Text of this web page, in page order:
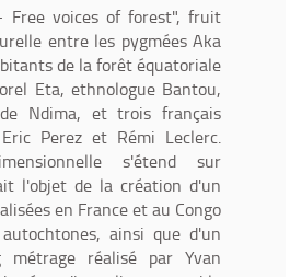
Free voices of forest", fruit
entre les pygmées Aka
de la forêt équatoriale
Eta, ethnologue Bantou,
Ndima, et trois français
Perez et Rémi Leclerc.
s'étend sur
l'objet de la création d'un
en France et au Congo
ainsi que d'un
métrage réalisé par Yvan